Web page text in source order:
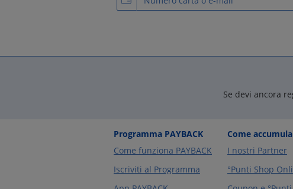
Se devi ancora
Programma PAYBACK
Come funziona PAYBACK
Iscriviti al Programma
Come
I nostri Partner
°Punti Shop